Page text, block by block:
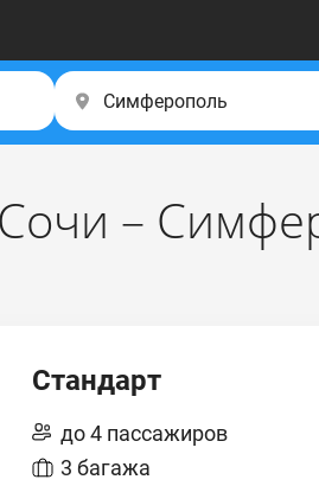
–
Стандарт
до 4 пассажиров
3 багажа